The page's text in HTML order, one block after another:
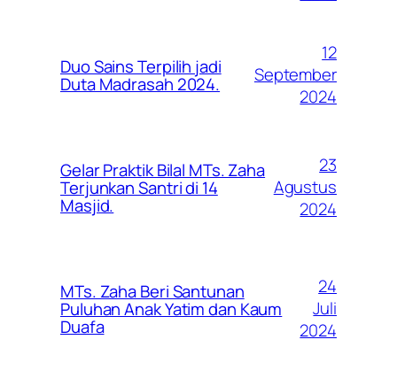
Duo Sains Terpilih jadi
Duta Madrasah 2024.
12
September
2024
Gelar Praktik Bilal MTs. Zaha
Terjunkan Santri di 14
Masjid.
23
Agustus
2024
MTs. Zaha Beri Santunan
Puluhan Anak Yatim dan Kaum
Duafa
24
Juli
2024